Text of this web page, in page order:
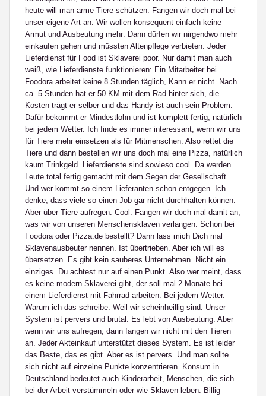
heute will man arme Tiere schützen. Fangen wir doch mal bei
unser eigene Art an. Wir wollen konsequent einfach keine
Armut und Ausbeutung mehr: Dann dürfen wir nirgendwo mehr
einkaufen gehen und müssten Altenpflege verbieten. Jeder
Lieferdienst für Food ist Sklaverei poor. Nur damit man auch
weiß, wie Lieferdienste funktionieren: Ein Mitarbeiter bei
Foodora arbeitet keine 8 Stunden täglich, Kann er nicht. Nach
ca. 5 Stunden hat er 50 KM mit dem Rad hinter sich, die
Kosten trägt er selber und das Handy ist auch sein Problem.
Dafür bekommt er Mindestlohn und ist komplett fertig, natürlich
bei jedem Wetter. Ich finde es immer interessant, wenn wir uns
für Tiere mehr einsetzen als für Mitmenschen. Also rettet die
Tiere und dann bestellen wir uns doch mal eine Pizza, natürlich
kaum Trinkgeld. Lieferdienste sind sowieso cool. Da werden
Leute total fertig gemacht mit dem Segen der Gesellschaft.
Und wer kommt so einem Lieferanten schon entgegen. Ich
denke, dass viele so einen Job gar nicht durchhalten können.
Aber über Tiere aufregen. Cool. Fangen wir doch mal damit an,
was wir von unseren Menschensklaven verlangen. Schon bei
Foodora oder Pizza.de bestellt? Dann lass mich Dich mal
Sklavenausbeuter nennen. Ist übertrieben. Aber ich will es
übersetzen. Es gibt kein sauberes Unternehmen. Nicht ein
einziges. Du achtest nur auf einen Punkt. Also wer meint, dass
es keine modern Sklaverei gibt, der soll mal 2 Monate bei
einem Lieferdienst mit Fahrrad arbeiten. Bei jedem Wetter.
Warum ich das schreibe. Weil wir scheinheillig sind. Unser
System ist pervers und brutal. Es lebt von Ausbeutung. Aber
wenn wir uns aufregen, dann fangen wir nicht mit den Tieren
an. Jeder Akteinkauf unterstützt dieses System. Es ist leider
das Beste, das es gibt. Aber es ist pervers. Und man sollte
sich nicht auf einzelne Punkte konzentrieren. Konsum in
Deutschland bedeutet auch Kinderarbeit, Menschen, die sich
bei der Arbeit verstümmeln oder wie Sklaven leben. Billig